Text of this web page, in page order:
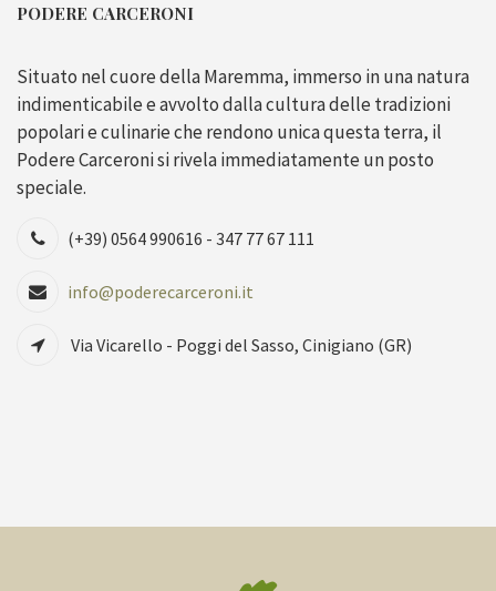
PODERE CARCERONI
Situato nel cuore della Maremma, immerso in una natura
indimenticabile e avvolto dalla cultura delle tradizioni
popolari e culinarie che rendono unica questa terra, il
Podere Carceroni si rivela immediatamente un posto
speciale.
(+39) 0564 990616 - 347 77 67 111
info@poderecarceroni.it
Via Vicarello - Poggi del Sasso, Cinigiano (GR)